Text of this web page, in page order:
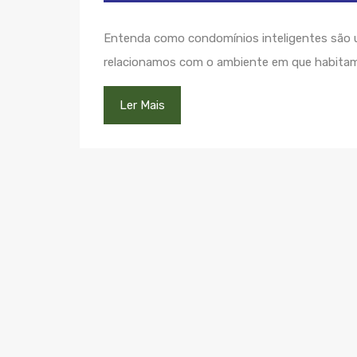
Entenda como condomínios inteligentes são
relacionamos com o ambiente em que
Ler Mais